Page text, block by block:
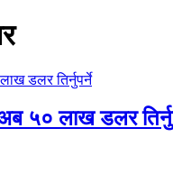
५० लाख डलर